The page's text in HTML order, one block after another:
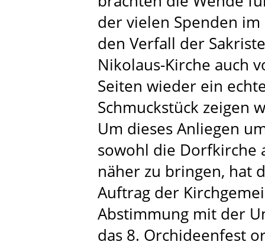
der vielen Spenden
den Verfall der
Nikolaus-Kirche auch
Seiten wieder ein
Schmuckstück zeigen
Um dieses Anliegen
sowohl die Dorfkirche
näher zu bringen, hat
Auftrag der
Abstimmung mit der
das 8. Orchideenfest